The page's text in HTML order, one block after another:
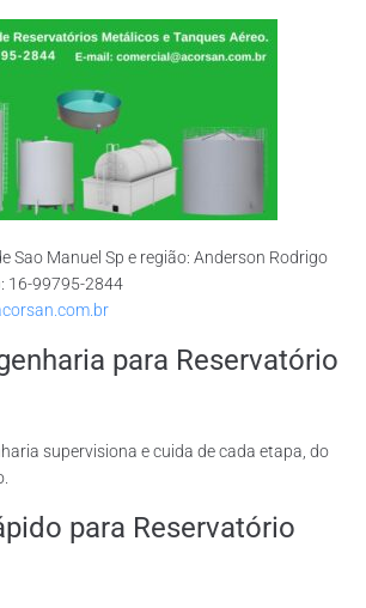
Sao Manuel Sp e região: Anderson Rodrigo
99795-2844
para Reservatório
supervisiona e cuida de cada etapa, do
para Reservatório